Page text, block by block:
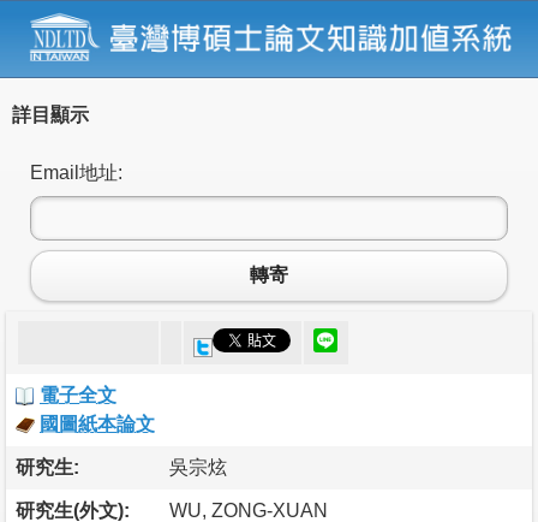
詳目顯示
Email地址:
轉寄
電子全文
國圖紙本論文
研究生: 吳宗炫
研究生(外文): WU, ZONG-XUAN